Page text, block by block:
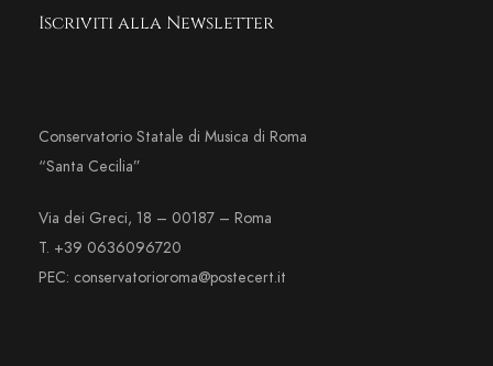
Iscriviti alla Newsletter
Conservatorio Statale di Musica di Roma
“Santa Cecilia”
Via dei Greci, 18 – 00187 – Roma
T. +39 0636096720
PEC: conservatorioroma@postecert.it